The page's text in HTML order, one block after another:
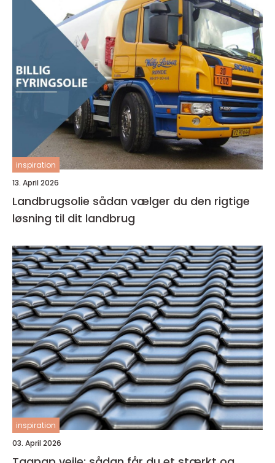
inspiration
13. April 2026
Landbrugsolie sådan vælger du den rigtige
løsning til dit landbrug
inspiration
03. April 2026